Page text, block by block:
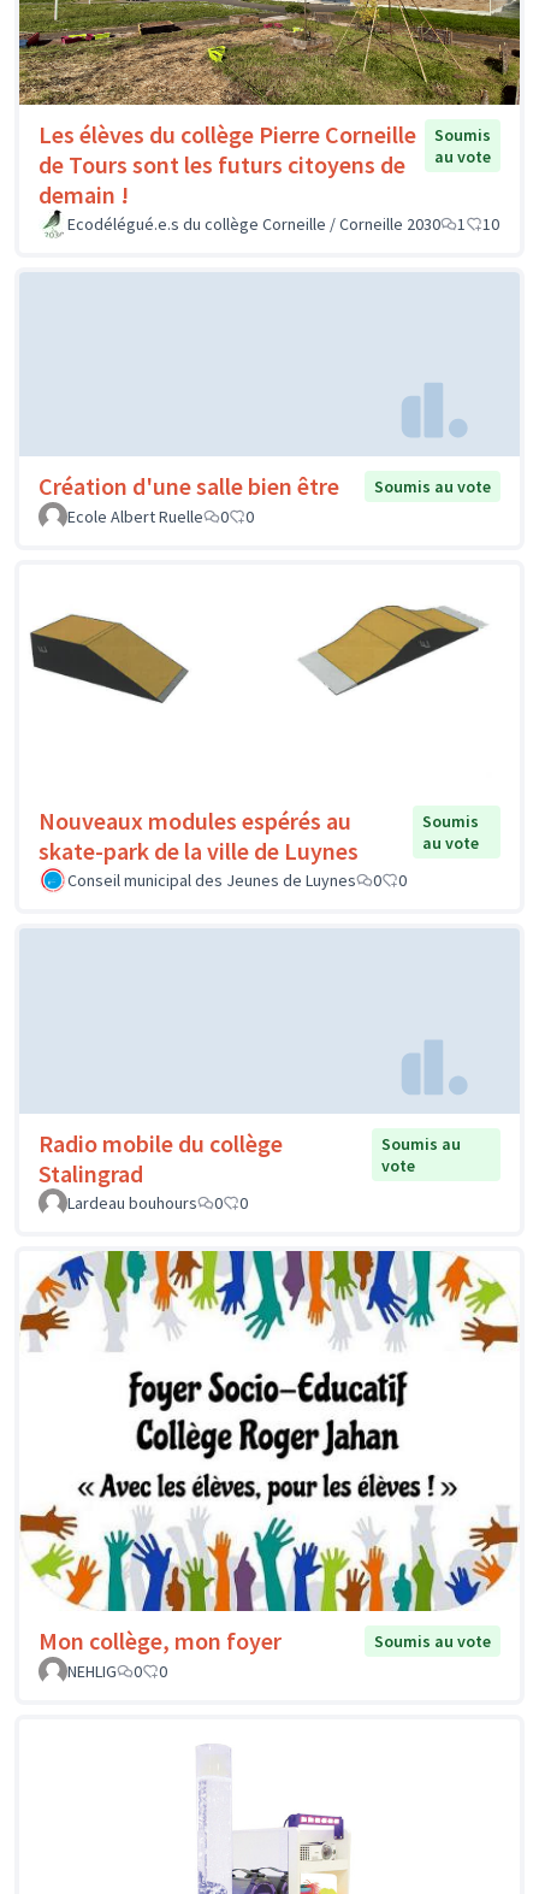
Les élèves du collège Pierre Corneille
de Tours sont les futurs citoyens de
demain !
Soumis
au vote
Ecodélégué.e.s du collège Corneille / Corneille 2030 1 10
Création d'une salle bien être
Soumis au vote
Ecole Albert Ruelle
0 0
Nouveaux modules espérés au
skate-park de la ville de Luynes
Soumis
au vote
Conseil municipal des Jeunes de Luynes
0 0
Radio mobile du collège
Stalingrad
Soumis au
vote
Lardeau bouhours
0 0
Mon collège, mon foyer
Soumis au vote
NEHLIG
0 0